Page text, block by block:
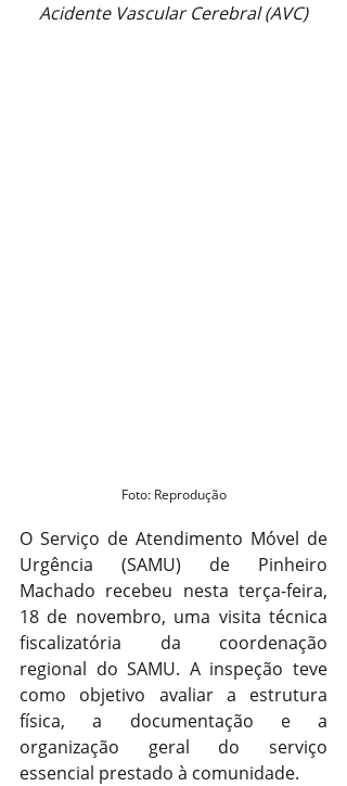
Acidente Vascular Cerebral (AVC)
Foto: Reprodução
O Serviço de Atendimento Móvel de
Urgência (SAMU) de Pinheiro
Machado recebeu nesta terça-feira,
18 de novembro, uma visita técnica
fiscalizatória da coordenação
regional do SAMU. A inspeção teve
como objetivo avaliar a estrutura
física, a documentação e a
organização geral do serviço
essencial prestado à comunidade.